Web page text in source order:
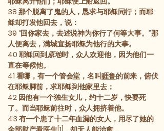
38 那个脱离了鬼的人，恳求与耶稣同行；而耶
稣却打发他回去，说：
39 “回你家去，去述说神为你行了何等大事。”那
人便离去，满城宣扬耶稣为他行的大事。
40 耶稣回到原地时，众人欢迎他，因为他们一
直在等候他。
41 看哪，有一个管会堂，名叫睚鲁的前来，俯伏
在耶稣脚前，求耶稣到他家里去；
42 因他有一个独生女儿，约十二岁，快要死
了。而当耶稣前往时，众人拥挤着他。
43 有一个患了十二年血漏的女人，用尽了她的